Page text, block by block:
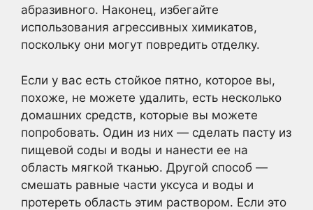
абразивного. Наконец, избегайте
использования агрессивных химикатов,
поскольку они могут повредить отделку.
Если у вас есть стойкое пятно, которое вы,
похоже, не можете удалить, есть несколько
домашних средств, которые вы можете
попробовать. Один из них — сделать пасту из
пищевой соды и воды и нанести ее на
область мягкой тканью. Другой способ —
смешать равные части уксуса и воды и
протереть область этим раствором. Если это